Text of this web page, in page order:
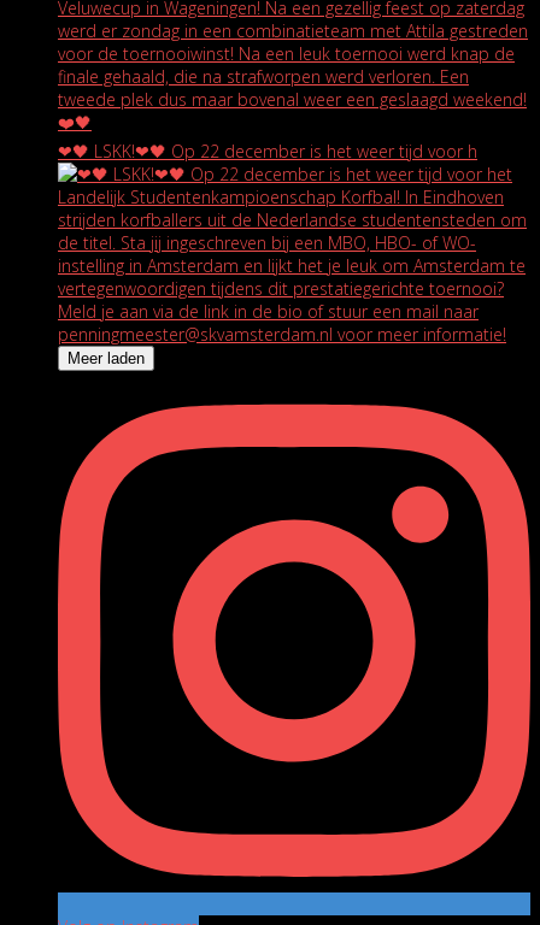
❤🖤 LSKK!❤🖤 Op 22 december is het weer tijd voor h
Meer laden